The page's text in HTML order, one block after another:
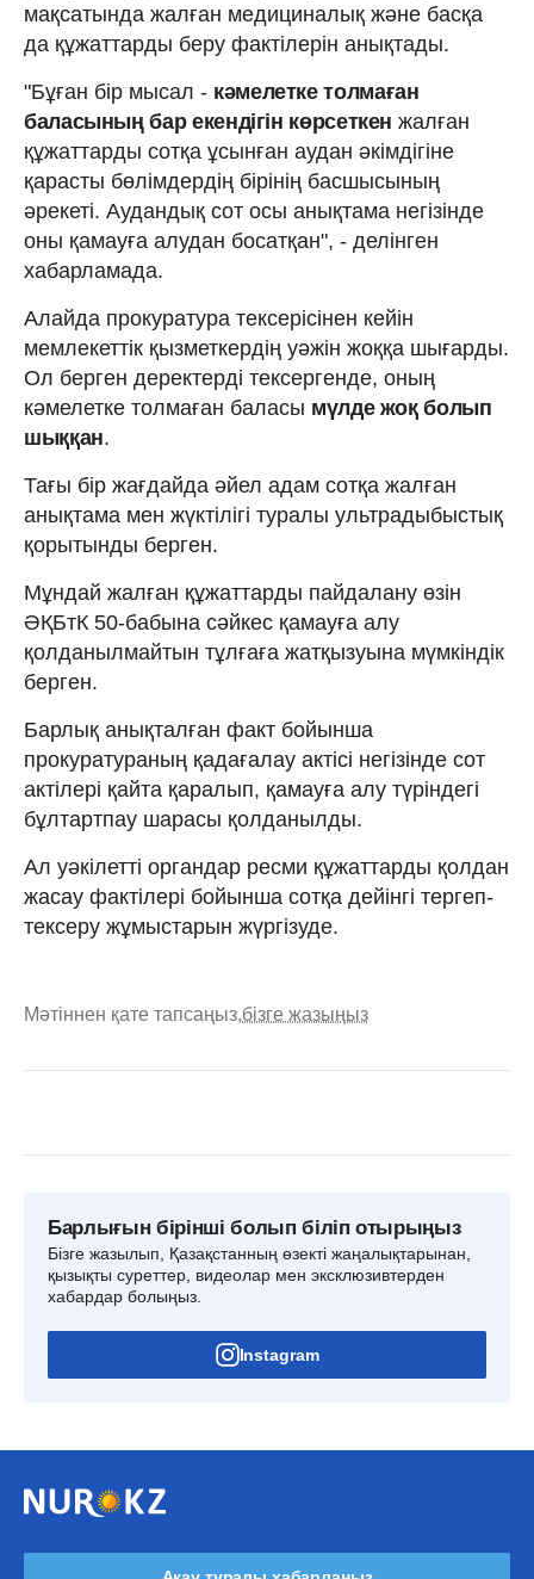
мақсатында жалған медициналық және басқа
да құжаттарды беру фактілерін анықтады.
"Бұған бір мысал - кәмелетке толмаған
баласының бар екендігін көрсеткен жалған
құжаттарды сотқа ұсынған аудан әкімдігіне
қарасты бөлімдердің бірінің басшысының
әрекеті. Аудандық сот осы анықтама негізінде
оны қамауға алудан босатқан", - делінген
хабарламада.
Алайда прокуратура тексерісінен кейін
мемлекеттік қызметкердің уәжін жоққа шығарды.
Ол берген деректерді тексергенде, оның
кәмелетке толмаған баласы мүлде жоқ болып
шыққан.
Тағы бір жағдайда әйел адам сотқа жалған
анықтама мен жүктілігі туралы ультрадыбыстық
қорытынды берген.
Мұндай жалған құжаттарды пайдалану өзін
ӘҚБтК 50-бабына сәйкес қамауға алу
қолданылмайтын тұлғаға жатқызуына мүмкіндік
берген.
Барлық анықталған факт бойынша
прокуратураның қадағалау актісі негізінде сот
актілері қайта қаралып, қамауға алу түріндегі
бұлтартпау шарасы қолданылды.
Ал уәкілетті органдар ресми құжаттарды қолдан
жасау фактілері бойынша сотқа дейінгі тергеп-
тексеру жұмыстарын жүргізуде.
Мәтіннен қате тапсаңыз,бізге жазыңыз
Барлығын бірінші болып біліп отырыңыз
Бізге жазылып, Қазақстанның өзекті жаңалықтарынан,
қызықты суреттер, видеолар мен эксклюзивтерден
хабардар болыңыз.
Instagram